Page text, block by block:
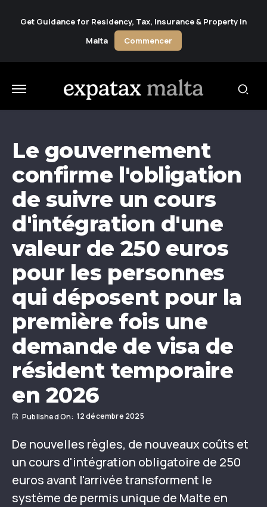
Get Guidance for Residency, Tax, Insurance & Property in
Malta
Commencer
Le gouvernement
confirme l'obligation
de suivre un cours
d'intégration d'une
valeur de 250 euros
pour les personnes
qui déposent pour la
première fois une
demande de visa de
résident temporaire
en 2026
12 décembre 2025
De nouvelles règles, de nouveaux coûts et
un cours d'intégration obligatoire de 250
euros avant l'arrivée transforment le
système de permis unique de Malte en